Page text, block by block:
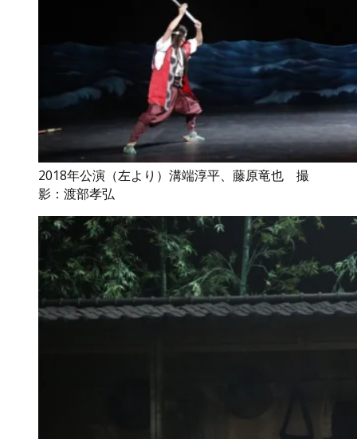
2018年公演（左より）溝端淳平、藤原竜也 撮
影：渡部孝弘